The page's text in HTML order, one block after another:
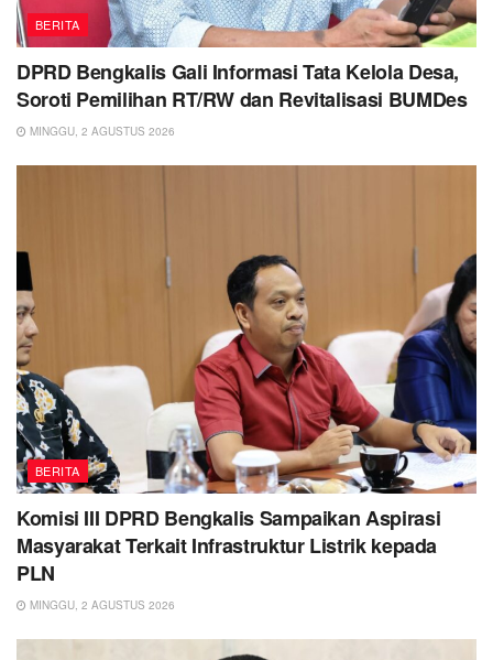
BERITA
DPRD Bengkalis Gali Informasi Tata Kelola Desa,
Soroti Pemilihan RT/RW dan Revitalisasi BUMDes
MINGGU, 2 AGUSTUS 2026
BERITA
Komisi III DPRD Bengkalis Sampaikan Aspirasi
Masyarakat Terkait Infrastruktur Listrik kepada
PLN
MINGGU, 2 AGUSTUS 2026